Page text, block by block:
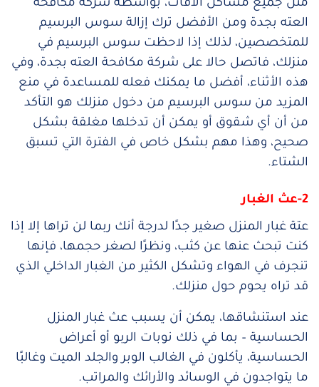
مثل جميع مشاكل الآفات، بواسطة شركة مكافحة
العته بجدة ومن الأفضل ترك إزالة سوس البرسيم
للمتخصصين، لذلك إذا لاحظت سوس البرسيم في
منزلك، فاتصل حالا على شركة مكافحة العته بجدة، وفي
هذه الأثناء، أفضل ما يمكنك فعله للمساعدة في منع
المزيد من سوس البرسيم من دخول منزلك هو التأكد
من أن أي شقوق أو يمكن أن تدخلها مغلقة بشكل
صحيح، وهذا مهم بشكل خاص في الفترة التي تسبق
الشتاء.
2-عث الغبار
عتة غبار المنزل صغير جدًا لدرجة أنك ربما لن تراها إلا إذا
كنت تبحث عنها عن كثب، ونظرًا لصغر حجمها، فإنها
تنجرف في الهواء وتشكل الكثير من الغبار الداخلي الذي
قد تراه يحوم حول منزلك. ‌
عند استنشاقها، يمكن أن يسبب عث غبار المنزل
الحساسية – بما في ذلك نوبات الربو أو أعراض
الحساسية، يأكلون في الغالب الوبر والجلد الميت وغالبًا
ما يتواجدون في الوسائد والأرائك والمراتب. ‌